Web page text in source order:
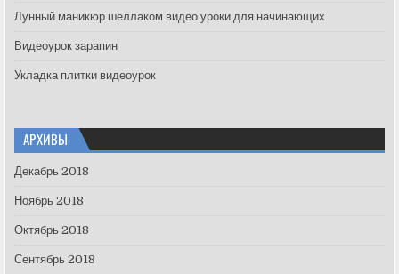
Лунный маникюр шеллаком видео уроки для начинающих
Видеоурок зарапин
Укладка плитки видеоурок
АРХИВЫ
Декабрь 2018
Ноябрь 2018
Октябрь 2018
Сентябрь 2018